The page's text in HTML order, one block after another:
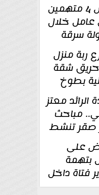
حبس 4 متهمين
عامل خلال
سرقة
نارية في
ربة منزل
شقة
بطوخ
الرائد معتز
مباحث
صقر تنشط
على
بتهمة
فتاة داخل